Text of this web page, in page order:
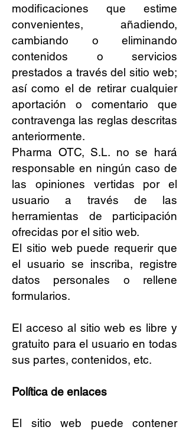
modificaciones que estime
convenientes, añadiendo,
cambiando o eliminando
contenidos o servicios
prestados a través del sitio web;
así como el de retirar cualquier
aportación o comentario que
contravenga las reglas descritas
anteriormente.
Pharma OTC, S.L. no se hará
responsable en ningún caso de
las opiniones vertidas por el
usuario a través de las
herramientas de participación
ofrecidas por el sitio web.
El sitio web puede requerir que
el usuario se inscriba, registre
datos personales o rellene
formularios.
El acceso al sitio web es libre y
gratuito para el usuario en todas
sus partes, contenidos, etc.
Política de enlaces
El sitio web puede contener